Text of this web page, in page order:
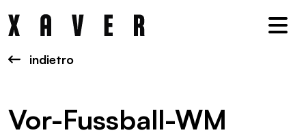
indietro
Vor-Fussball-WM